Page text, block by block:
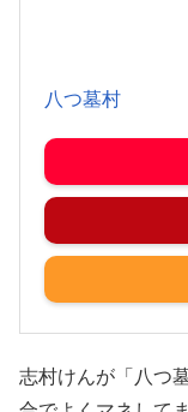
八つ墓村
志村けんが「八つ